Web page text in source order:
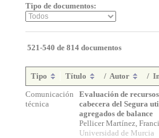
Tipo de documentos:
521-540 de 814 documentos
Tipo Título / Autor /
Comunicación
técnica
Evaluación de
cabecera del Segura
agregados de balance
Pellicer Martínez,
Universidad de Murcia